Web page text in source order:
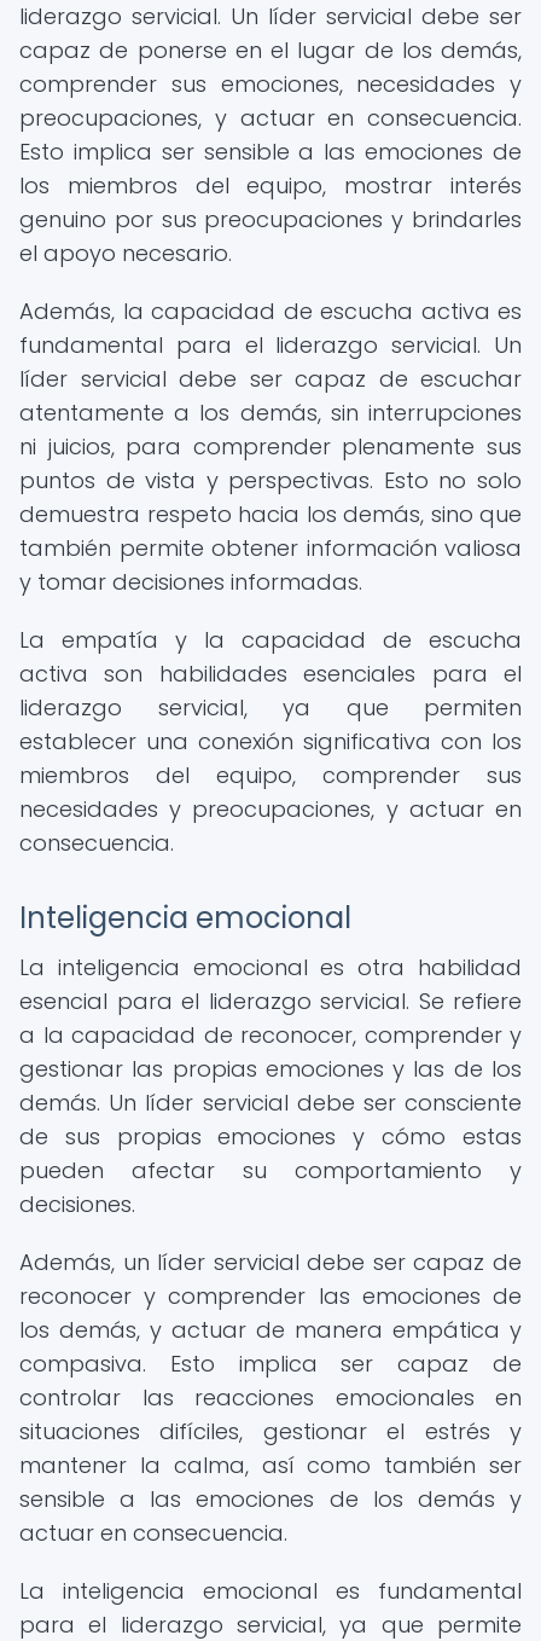
liderazgo servicial. Un líder servicial debe ser
capaz de ponerse en el lugar de los demás,
comprender sus emociones, necesidades y
preocupaciones, y actuar en consecuencia.
Esto implica ser sensible a las emociones de
los miembros del equipo, mostrar interés
genuino por sus preocupaciones y brindarles
el apoyo necesario.
Además, la capacidad de escucha activa es
fundamental para el liderazgo servicial. Un
líder servicial debe ser capaz de escuchar
atentamente a los demás, sin interrupciones
ni juicios, para comprender plenamente sus
puntos de vista y perspectivas. Esto no solo
demuestra respeto hacia los demás, sino que
también permite obtener información valiosa
y tomar decisiones informadas.
La empatía y la capacidad de escucha
activa son habilidades esenciales para el
liderazgo servicial, ya que permiten
establecer una conexión significativa con los
miembros del equipo, comprender sus
necesidades y preocupaciones, y actuar en
consecuencia.
Inteligencia emocional
La inteligencia emocional es otra habilidad
esencial para el liderazgo servicial. Se refiere
a la capacidad de reconocer, comprender y
gestionar las propias emociones y las de los
demás. Un líder servicial debe ser consciente
de sus propias emociones y cómo estas
pueden afectar su comportamiento y
decisiones.
Además, un líder servicial debe ser capaz de
reconocer y comprender las emociones de
los demás, y actuar de manera empática y
compasiva. Esto implica ser capaz de
controlar las reacciones emocionales en
situaciones difíciles, gestionar el estrés y
mantener la calma, así como también ser
sensible a las emociones de los demás y
actuar en consecuencia.
La inteligencia emocional es fundamental
para el liderazgo servicial, ya que permite